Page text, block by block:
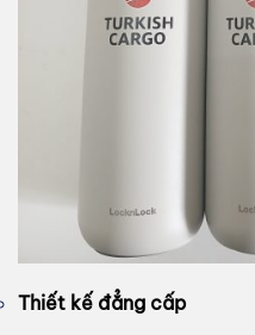
Thiết kế đẳng cấp